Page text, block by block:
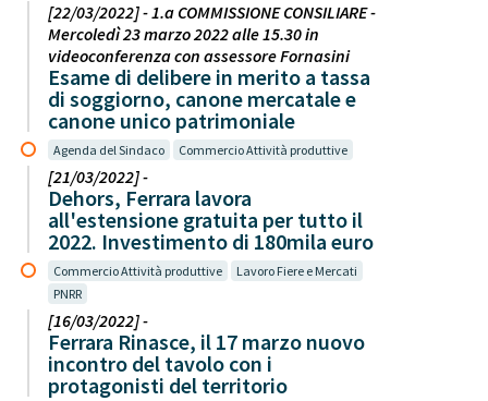
[22/03/2022] - 1.a COMMISSIONE CONSILIARE -
Mercoledì 23 marzo 2022 alle 15.30 in
videoconferenza con assessore Fornasini
Esame di delibere in merito a tassa
di soggiorno, canone mercatale e
canone unico patrimoniale
Agenda del Sindaco Commercio Attività produttive
[21/03/2022] -
Dehors, Ferrara lavora
all'estensione gratuita per tutto il
2022. Investimento di 180mila euro
Commercio Attività produttive
Lavoro Fiere e Mercati
PNRR
[16/03/2022] -
Ferrara Rinasce, il 17 marzo nuovo
incontro del tavolo con i
protagonisti del territorio